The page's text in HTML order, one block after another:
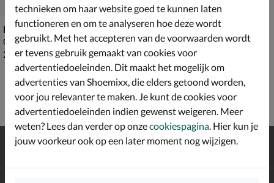
Blundstone 1448
Chelseaboots - zwart
€ 209,99
209,99
Gratisverzending en retour*
technieken om haar website goed te kunnen laten
functioneren en om te analyseren hoe deze wordt
gebruikt. Met het accepteren van de voorwaarden wordt
er tevens gebruik gemaakt van cookies voor
advertentiedoeleinden. Dit maakt het mogelijk om
advertenties van Shoemixx, die elders getoond worden,
voor jou relevanter te maken. Je kunt de cookies voor
advertentiedoeleinden indien gewenst weigeren. Meer
weten? Lees dan verder op onzecookiespagina. Hier kun je
jouw voorkeur ook op een later moment nog wijzigen.